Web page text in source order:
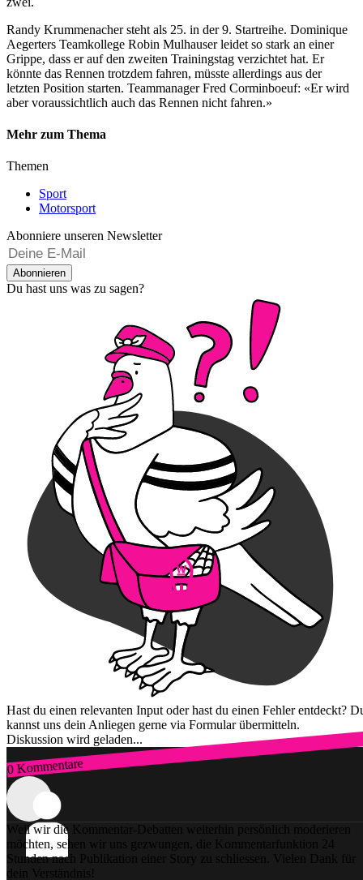
Randy Krummenacher steht als 25. in der 9. Startreihe. Dominique
Aegerters Teamkollege Robin Mulhauser leidet so stark an einer
Grippe, dass er auf den zweiten Trainingstag verzichtet hat. Er
könnte das Rennen trotzdem fahren, müsste allerdings aus der
letzten Position starten. Teammanager Fred Corminboeuf: «Er wird
aber voraussichtlich auch das Rennen nicht fahren.»
Mehr zum Thema
Themen
Sport
Motorsport
Abonniere unseren Newsletter
Abonnieren
Du hast uns was zu sagen?
Hast du einen relevanten Input oder hast du einen Fehler entdeckt?
kannst uns dein Anliegen gerne via Formular übermitteln.
Diskussion wird geladen...
0 Kommentare
Zum Login
Weil wir die Kommentar-Debatten weiterhin persönlich moderieren
möchten, sehen wir uns gezwungen, die Kommentarfunktion 24
Stunden nach Publikation einer Story zu schliessen. Vielen Dank für
dein Verständnis!